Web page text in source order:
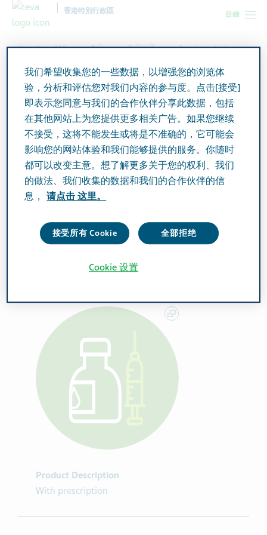
目錄
香港特別行政區
Hong Kong SAR 產品 产品目录
Zoledronic Acid
Zoledronic Acid Actavis
Concentrate for Solution for
Infusion
Active Ingredient
Zoledronic acid 4mg/5ml
Concentration for solution for infusion
Product Description
With prescription
我们希望收集您的一些数据，以增强您的浏览体
验，分析和评估您对我们内容的参与度。点击[接受]
即表示您同意与我们的合作伙伴分享此数据，包括
在其他网站上为您提供更多相关广告。如果您继续
不接受，这将不能发生或将是不准确的，它可能会
影响您的网站体验和我们能够提供的服务。你随时
都可以改变主意。想了解更多关于您的权利、我们
的做法、我们收集的数据和我们的合作伙伴的信
息，
请点击 这里。
接受所有 Cookie 全部拒绝
Cookie 设置